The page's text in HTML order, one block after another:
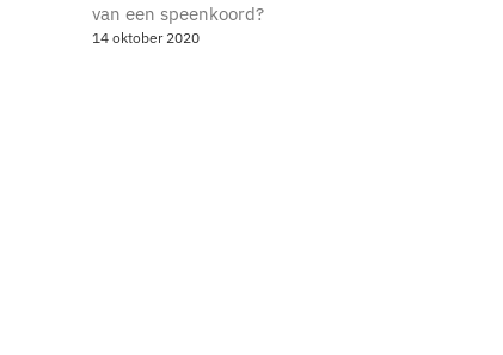
van een speenkoord?
14 oktober 2020